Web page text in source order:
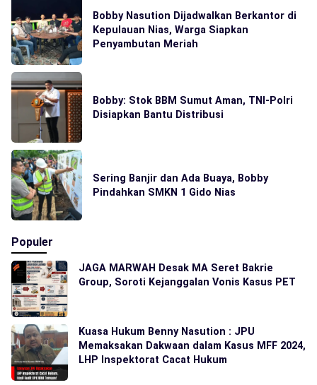
Bobby Nasution Dijadwalkan Berkantor di
Kepulauan Nias, Warga Siapkan
Penyambutan Meriah
Bobby: Stok BBM Sumut Aman, TNI-Polri
Disiapkan Bantu Distribusi
Sering Banjir dan Ada Buaya, Bobby
Pindahkan SMKN 1 Gido Nias
Populer
JAGA MARWAH Desak MA Seret Bakrie
Group, Soroti Kejanggalan Vonis Kasus PET
Kuasa Hukum Benny Nasution : JPU
Memaksakan Dakwaan dalam Kasus MFF 2024,
LHP Inspektorat Cacat Hukum